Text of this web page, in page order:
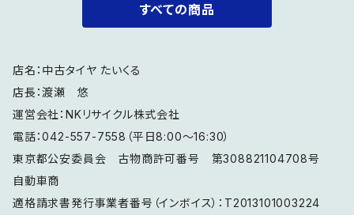
21インチ
特記事項要確認
すべての商品
店名：中古タイヤ たいくる
店長：渡瀬 悠
運営会社：NKリサイクル株式会社
電話：042-557-7558（平日8:00～16:30）
東京都公安委員会 古物商許可番号 第308821104708号
自動車商
適格請求書発行事業者番号（インボイス）：T2013101003224